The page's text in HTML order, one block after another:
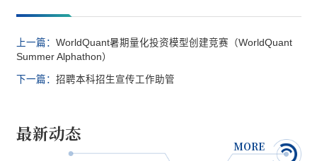
上一篇： WorldQuant暑期量化投资模型创建竞赛（WorldQuant
Summer Alphathon）
下一篇： 招聘本科招生宣传工作助管
最新动态
MORE